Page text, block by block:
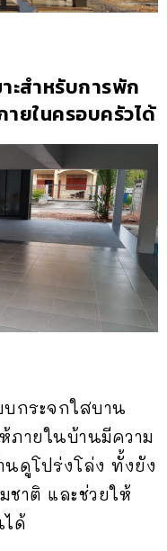
ะสำหรับการพัก
ยในครอบครัวได้
กระจกใสบาน
ภายในบ้านมีความ
ดูโปร่งโล่ง ทั้งยัง
ชาติ และช่วยให้
ด้